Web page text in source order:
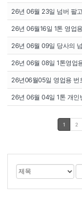
26년 06월 23일 넘버 팔
26년 06월16일 1톤 영업
26년 06월 09일 당사의
26년 06월 08일 1톤영업
26년06월05일 영업용 번
26년 06월 04일 1톤 개인
1 2
게
물
검
색
대
검
어